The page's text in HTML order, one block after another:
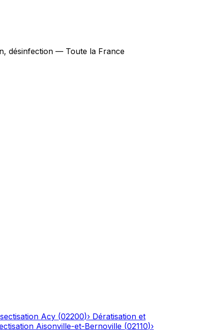
désinfection — Toute la France
Acy (02200)› Dératisation et
Aisonville-et-Bernoville (02110)›